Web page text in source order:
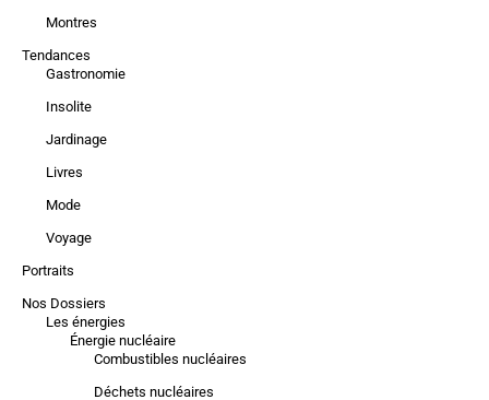
Montres
Tendances
Gastronomie
Insolite
Jardinage
Livres
Mode
Voyage
Portraits
Nos Dossiers
Les énergies
Énergie nucléaire
Combustibles nucléaires
Déchets nucléaires